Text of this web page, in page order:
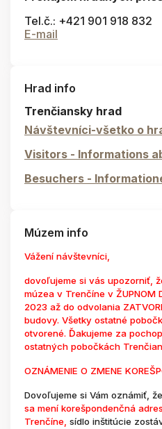
Tel.č.: +421 901 918 832
E-mail
Hrad info
Trenčiansky hrad
Návštevníci-všetko o
Visitors - Informations
Besuchers -
Múzem info
Vážení návštevníci,
dovoľujeme si vás upozorniť,
múzea v Trenčíne v ŽUPNOM
2023 až do odvolania
budovy. Všetky ostatné
otvorené. Ďakujeme za
ostatných pobočkách
OZNÁMENIE O ZMENE
Dovoľujeme si Vám oznámiť,
sa mení korešpondenčná
Trenčíne, sídlo inštitúcie